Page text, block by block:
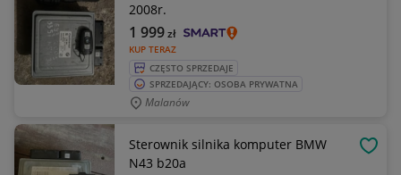
2008r.
KUP TERAZ
1 999zł
CZĘSTO SPRZEDAJE
SPRZEDAJĄCY: OSOBA PRYWATNA
Malanów
Sterownik silnika komputer BMW
N43 b20a